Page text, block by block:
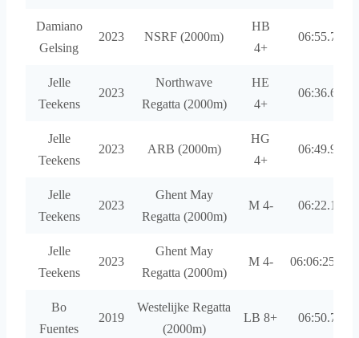
Damiano
Gelsing
2023 NSRF (2000m)
HB
4+
06:55.75
Jelle
Teekens
2023
Northwave
Regatta (2000m)
HE
4+
06:36.68
Jelle
Teekens
2023 ARB (2000m)
HG
4+
06:49.91
Jelle
Teekens
2023
Ghent May
Regatta (2000m)
M 4- 06:22.10
Jelle
Teekens
2023
Ghent May
Regatta (2000m)
M 4- 06:06:25.26
Bo
Fuentes
2019
Westelijke Regatta
(2000m)
LB 8+ 06:50.75